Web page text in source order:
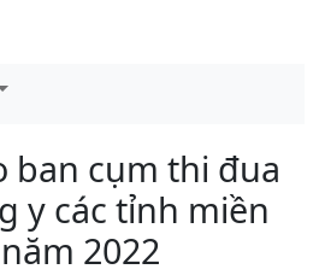
ban cụm thi đua
y các tỉnh miền
2022